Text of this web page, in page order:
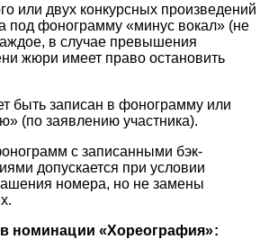
или двух конкурсных произведений
под фонограмму «минус вокал» (не
в случае превышения
жюри имеет право остановить
быть записан в фонограмму или
(по заявлению участника).
с записанными бэк-
допускается при условии
номера, но не замены
номинации «Хореография»: